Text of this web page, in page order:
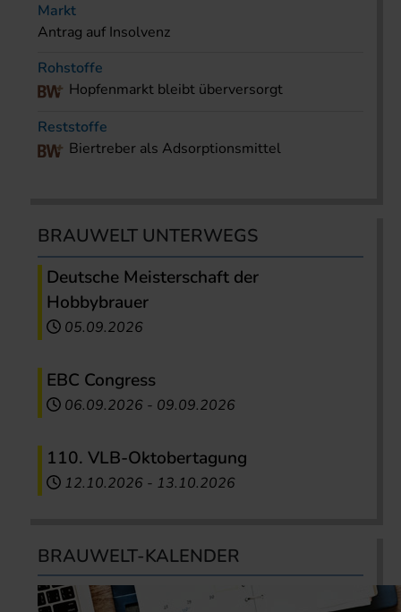
Markt
Antrag auf Insolvenz
Rohstoffe
Hopfenmarkt bleibt überversorgt
Reststoffe
Biertreber als Adsorptionsmittel
BRAUWELT UNTERWEGS
Deutsche Meisterschaft der
Hobbybrauer
05.09.2026
EBC Congress
06.09.2026 - 09.09.2026
110. VLB-Oktobertagung
12.10.2026 - 13.10.2026
BRAUWELT-KALENDER